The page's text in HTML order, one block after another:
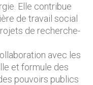
Elle contribue
de travail social
de recherche-
avec les
et formule des
pouvoirs publics